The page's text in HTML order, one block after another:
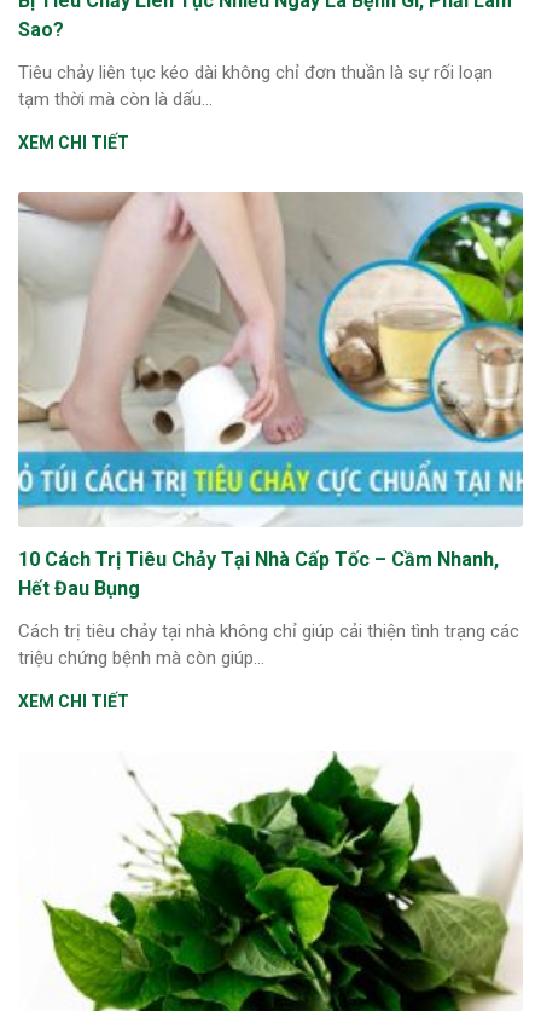
Sao?
Tiêu chảy liên tục kéo dài không chỉ đơn thuần là sự rối loạn
tạm thời mà còn là dấu...
XEM CHI TIẾT
10 Cách Trị Tiêu Chảy Tại Nhà Cấp Tốc – Cầm Nhanh,
Hết Đau Bụng
Cách trị tiêu chảy tại nhà không chỉ giúp cải thiện tình trạng các
triệu chứng bệnh mà còn giúp...
XEM CHI TIẾT